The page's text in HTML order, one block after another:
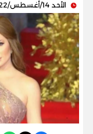
الأحد 14/أغسطس/2022 - 06:46 م